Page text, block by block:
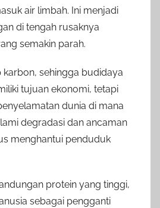
air limbah. Ini menjadi
di tengah rusaknya
semakin parah.
karbon, sehingga budidaya
tujuan ekonomi, tetapi
dunia di mana
degradasi dan ancaman
menghantui penduduk
protein yang tinggi,
sebagai pengganti